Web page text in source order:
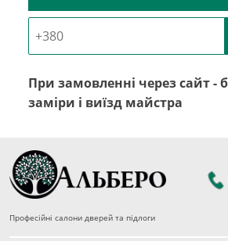
При замовленні через сайт -
заміри і виїзд майстра
Професійні салони дверей та підлоги